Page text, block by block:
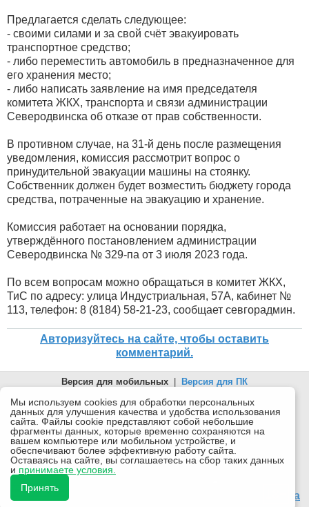
Предлагается сделать следующее:
- своими силами и за свой счёт эвакуировать
транспортное средство;
- либо переместить автомобиль в предназначенное для
его хранения место;
- либо написать заявление на имя председателя
комитета ЖКХ, транспорта и связи администрации
Северодвинска об отказе от прав собственности.
В противном случае, на 31-й день после размещения
уведомления, комиссия рассмотрит вопрос о
принудительной эвакуации машины на стоянку.
Собственник должен будет возместить бюджету города
средства, потраченные на эвакуацию и хранение.
Комиссия работает на основании порядка,
утверждённого постановлением администрации
Северодвинска № 329-па от 3 июля 2023 года.
По всем вопросам можно обращаться в комитет ЖКХ,
ТиС по адресу: улица Индустриальная, 57А, кабинет №
113, телефон: 8 (8184) 58-21-23, сообщает севгорадмин.
Авторизуйтесь на сайте, чтобы оставить
комментарий.
Версия для мобильных | Версия для ПК
© 2026 Беломорканал Северодвинск tv29.ru
Joomla!is Free Software released under the GNU General Public
License.
Mobile version byMobile Joomla!
Desktop Version
СИ "Информационное агентство "Беломорканал" регистрационный номер ЭЛ № ФС77-77001 от
массовых коммуникаций (Роскомнадзор). Учредитель: ООО "ТВ29". Главный редактор: Рудалев А.Г.
Беломорканал - новостной сайт Архангельской области: новости Северодвинска, новости поморья,
Все права на материалы, опубликованные на сайте, защищены в соответствии с российским и
Мы используем cookies для обработки персональных
данных для улучшения качества и удобства использования
сайта. Файлы cookie представляют собой небольшие
фрагменты данных, которые временно сохраняются на
вашем компьютере или мобильном устройстве, и
обеспечивают более эффективную работу сайта.
Оставаясь на сайте, вы соглашаетесь на сбор таких данных
и принимаете условия.
Принять